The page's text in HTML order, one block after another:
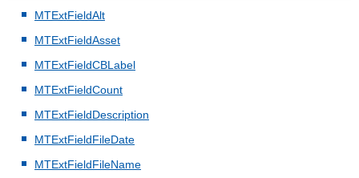
MTExtFieldAlt
MTExtFieldAsset
MTExtFieldCBLabel
MTExtFieldCount
MTExtFieldDescription
MTExtFieldFileDate
MTExtFieldFileName